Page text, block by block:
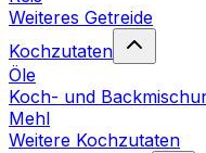
Weiteres Getreide
Kochzutaten
Öle
Koch- und
Mehl
Weitere Kochzutaten